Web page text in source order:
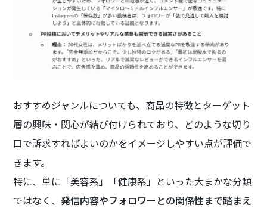
おすすめジャンルについても、商品の特徴とターゲット
層の興味・関心が結び付けられており、どのような切り
口で訴求すればよいのかをイメージしやすい点が評価で
きます。
特に、単に「美容系」「健康系」といった大まかな分類
ではなく、発信内容やフォロワーとの関係性まで踏まえ